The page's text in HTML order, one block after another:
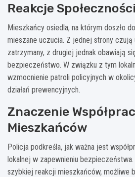
Reakcje Społeczności
Mieszkańcy osiedla, na którym doszło
mieszane uczucia. Z jednej strony czują
zatrzymany, z drugiej jednak obawiają
bezpieczeństwo. W związku z tym
wzmocnienie patroli policyjnych w
działań prewencyjnych.
Znaczenie
Mieszkańców
Policja podkreśla, jak ważna jest
lokalnej w zapewnieniu
szybkiej reakcji mieszkańców, możliwe